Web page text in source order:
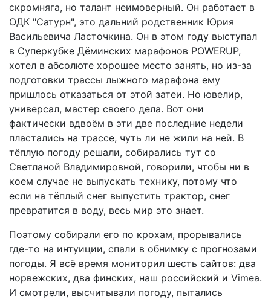
скромняга, но талант неимоверный. Он работает в
ОДК "Сатурн", это дальний родственник Юрия
Васильевича Ласточкина. Он в этом году выступал
в Суперкубке Дёминских марафонов POWERUP,
хотел в абсолюте хорошее место занять, но из-за
подготовки трассы лыжного марафона ему
пришлось отказаться от этой затеи. Но ювелир,
универсал, мастер своего дела. Вот они
фактически вдвоём в эти две последние недели
пластались на трассе, чуть ли не жили на ней. В
тёплую погоду решали, собирались тут со
Светланой Владимировной, говорили, чтобы ни в
коем случае не выпускать технику, потому что
если на тёплый снег выпустить трактор, снег
превратится в воду, весь мир это знает.
Поэтому собирали его по крохам, прорывались
где-то на интуиции, спали в обнимку с прогнозами
погоды. Я всё время мониторил шесть сайтов: два
норвежских, два финских, наш российский и Vimea.
И смотрели, высчитывали погоду, пытались